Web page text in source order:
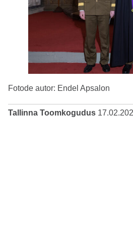
Fotode autor: Endel Apsalon
Tallinna Toomkogudus